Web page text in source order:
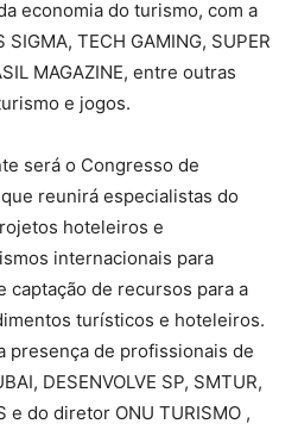
economia do turismo, com a
TECH GAMING, SUPER
MAGAZINE, entre outras
e jogos.
será o Congresso de
reunirá especialistas do
hoteleiros e
internacionais para
de recursos para a
turísticos e hoteleiros.
presença de profissionais de
DESENVOLVE SP, SMTUR,
e do diretor ONU TURISMO ,